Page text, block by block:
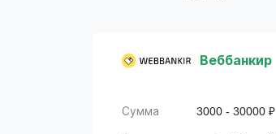
Веббанкир
Сумма 3000 - 30000 ₽